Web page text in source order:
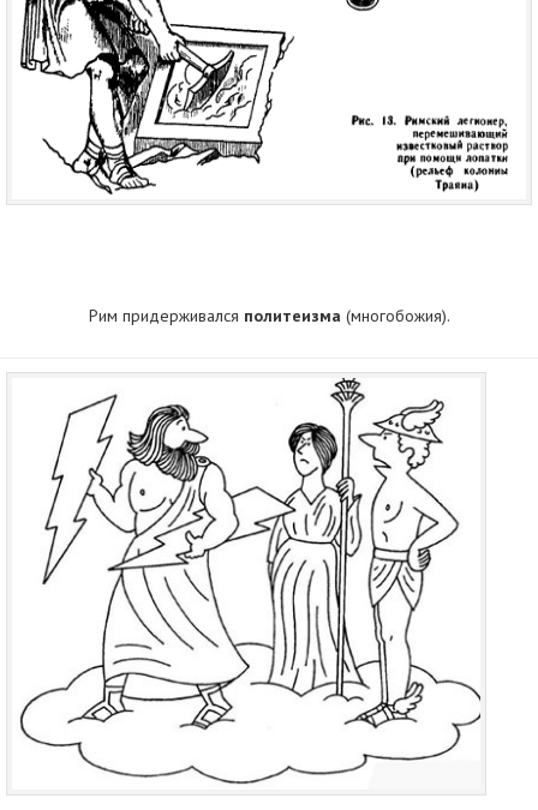
Рим придерживался политеизма (многобожия).